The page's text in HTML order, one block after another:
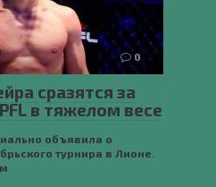
0
сразятся за
в тяжелом весе
объявила о
турнира в Лионе.